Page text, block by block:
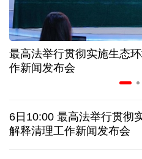
7月份中国仓储指数保持扩
金价大反弹！黄金以旧换
特朗普再签行政令 禁止“生
最高法举行贯彻实施生态
作新闻发布会
6日10:00 最高法举行贯彻
解释清理工作新闻发布会